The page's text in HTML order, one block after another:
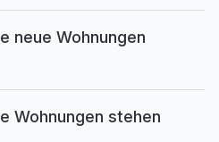
neue Wohnungen
Wohnungen stehen